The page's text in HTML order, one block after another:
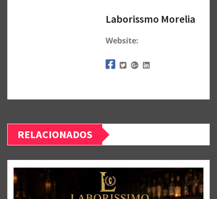
Laborissmo Morelia
Website:
RELACIONADOS